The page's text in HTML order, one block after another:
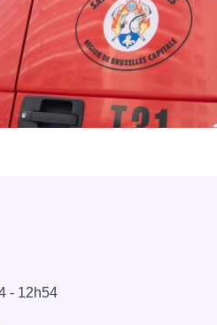
- 12h54